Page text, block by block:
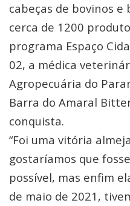
cabeças de bovinos e
cerca de 1200
programa Espaço
02, a médica
Agropecuária do
Barra do Amaral
conquista.
“Foi uma vitória
gostaríamos que
possível, mas enfim
de maio de 2021,